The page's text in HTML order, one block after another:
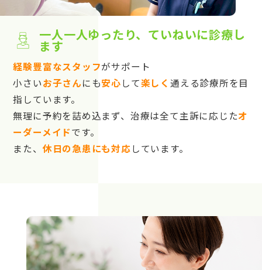
一人一人ゆったり、ていねいに診療し
ます
経験豊富なスタッフがサポート
小さいお子さんにも安心して楽しく 通える診療所を目
指しています。
無理に予約を詰め込まず、治療は全て主訴に応じたオ
ーダーメイドです。
また、 休日の急患にも対応しています。